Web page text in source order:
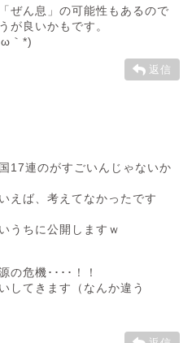
ぜん息」の可能性もあるので
が良いかもです。
｀*)
返信
17連のがすごいんじゃないか
えば、考えてなかったです
うちに公開しますｗ
の危機････！！
してきます（なんか違う